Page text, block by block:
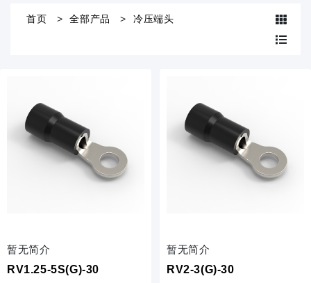
首页 全部产品 冷压端头
暂无简介
RV1.25-5S(G)-30
暂无简介
RV2-3(G)-30